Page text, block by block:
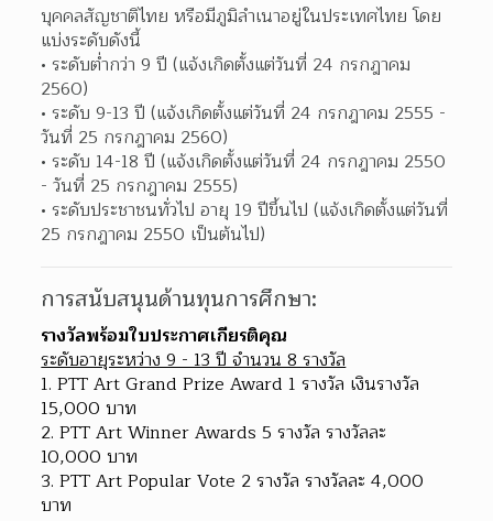
บุคคลสัญชาติไทย หรือมีภูมิลำเนาอยู่ในประเทศไทย โดย
แบ่งระดับดังนี้
ระดับต่ำกว่า 9 ปี (แจ้งเกิดตั้งแต่วันที่ 24 กรกฎาคม
2560)
ระดับ 9-13 ปี (แจ้งเกิดตั้งแต่วันที่ 24 กรกฎาคม 2555 -
วันที่ 25 กรกฎาคม 2560)
ระดับ 14-18 ปี (แจ้งเกิดตั้งแต่วันที่ 24 กรกฎาคม 2550
- วันที่ 25 กรกฎาคม 2555)
ระดับประชาชนทั่วไป อายุ 19 ปีขึ้นไป (แจ้งเกิดตั้งแต่วันที่
25 กรกฎาคม 2550 เป็นต้นไป)
การสนับสนุนด้านทุนการศึกษา:
รางวัลพร้อมใบประกาศเกียรติคุณ
ระดับอายุระหว่าง 9 - 13 ปี จํานวน 8 รางวัล
1. PTT Art Grand Prize Award 1 รางวัล เงินรางวัล
15,000 บาท
2. PTT Art Winner Awards 5 รางวัล รางวัลละ
10,000 บาท
3. PTT Art Popular Vote 2 รางวัล รางวัลละ 4,000
บาท